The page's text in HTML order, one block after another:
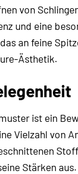
von
und eine
an feine
Ästhetik.
ist ein
Vielzahl von
Stärken